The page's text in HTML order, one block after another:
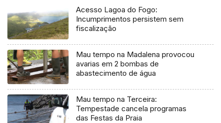
Acesso Lagoa do Fogo:
Incumprimentos persistem sem
fiscalização
Mau tempo na Madalena provocou
avarias em 2 bombas de
abastecimento de água
Mau tempo na Terceira:
Tempestade cancela programas
das Festas da Praia